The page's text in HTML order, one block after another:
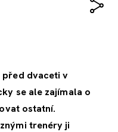
před dvaceti v
se ale zajímala o
ostatní.
trenéry ji